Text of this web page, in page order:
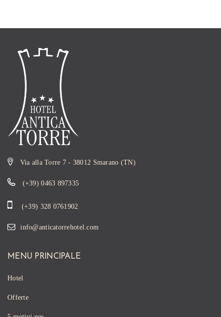
Via alla Torre 7 - 38012 Smarano (TN)
(+39) 0463 897335
(+39) 328 0761902
info@anticatorrehotel.com
MENU PRINCIPALE
Hotel
Offerte